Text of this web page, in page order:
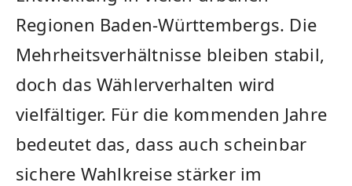
Regionen Baden-Württembergs. Die
Mehrheitsverhältnisse bleiben stabil,
doch das Wählerverhalten wird
vielfältiger. Für die kommenden Jahre
bedeutet das, dass auch scheinbar
sichere Wahlkreise stärker im